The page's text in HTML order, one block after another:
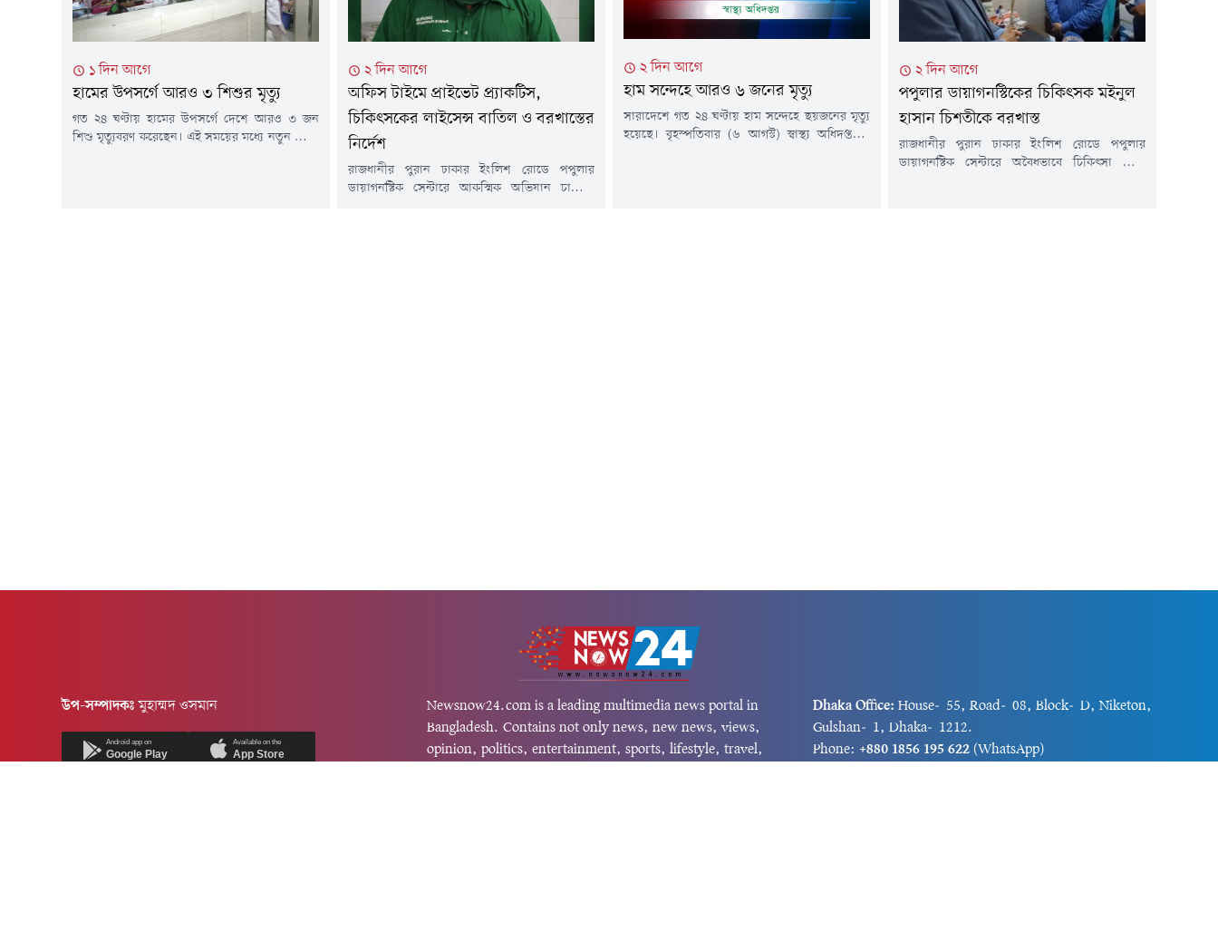
১ দিন আগে
হামের উপসর্গে আরও ৩ শিশুর মৃত্যু
গত ২৪ ঘণ্টায় হামের উপসর্গে দেশে আরও ৩ জন
শিশু মৃত্যুবরণ করেছেন। এই সময়ের মধ্যে নতুন রোগী
২ দিন আগে
অফিস টাইমে প্রাইভেট প্র্যাকটিস,
চিকিৎসকের লাইসেন্স বাতিল ও বরখাস্তের
নির্দেশ
রাজধানীর পুরান ঢাকার ইংলিশ রোডে পপুলার
ডায়াগনস্টিক সেন্টারে আকস্মিক অভিযান চালিয়ে
২ দিন আগে
হাম সন্দেহে আরও ৬ জনের মৃত্যু
সারাদেশে গত ২৪ ঘণ্টায় হাম সন্দেহে ছয়জনের মৃত্যু
হয়েছে। বৃহস্পতিবার (৬ আগস্ট) স্বাস্থ্য অধিদপ্তরের
২ দিন আগে
পপুলার ডায়াগনস্টিকের চিকিৎসক মইনুল
হাসান চিশতীকে বরখাস্ত
রাজধানীর পুরান ঢাকার ইংলিশ রোডে পপুলার
ডায়াগনস্টিক সেন্টারে অবৈধভাবে চিকিৎসা সেবা
উপ-সম্পাদকঃমুহাম্মদ ওসমান
Android app on
Google Play
Available on the
App Store
Newsnow24.com is a leading multimedia news portal in
Bangladesh. Contains not only news, new news, views,
opinion, politics, entertainment, sports, lifestyle, travel,
Dhaka Office: House-55, Road-08, Block-D, Niketon,
Gulshan-1, Dhaka-1212.
Phone: +880 1856 195 622 (WhatsApp)